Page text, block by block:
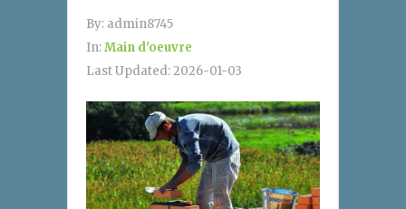
By: admin8745
In:Main d'oeuvre
Last Updated:2026-01-03